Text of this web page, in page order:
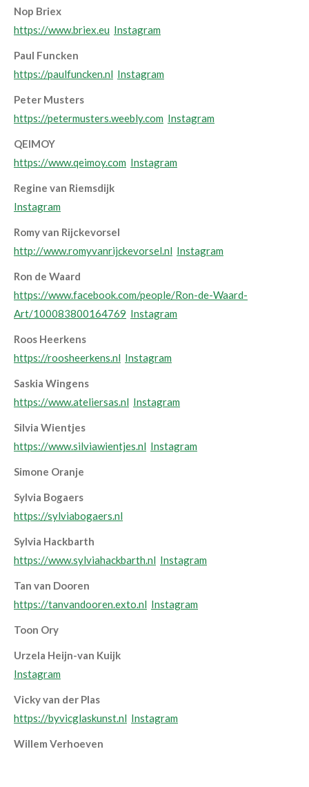
Nop Briex
https://www.briex.eu Instagram
Paul Funcken
https://paulfuncken.nl Instagram
Peter Musters
https://petermusters.weebly.com Instagram
QEIMOY
https://www.qeimoy.com Instagram
Regine van Riemsdijk
Instagram
Romy van Rijckevorsel
http://www.romyvanrijckevorsel.nl Instagram
Ron de Waard
https://www.facebook.com/people/Ron-de-Waard-
Art/100083800164769 Instagram
Roos Heerkens
https://roosheerkens.nl Instagram
Saskia Wingens
https://www.ateliersas.nl Instagram
Silvia Wientjes
https://www.silviawientjes.nl Instagram
Simone Oranje
Sylvia Bogaers
https://sylviabogaers.nl
Sylvia Hackbarth
https://www.sylviahackbarth.nl Instagram
Tan van Dooren
https://tanvandooren.exto.nl Instagram
Toon Ory
Urzela Heijn-van Kuijk
Instagram
Vicky van der Plas
https://byvicglaskunst.nl Instagram
Willem Verhoeven